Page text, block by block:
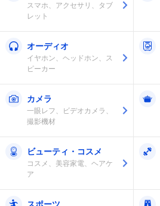
スマホ、アクセサリ、タブ
レット
オーディオ
イヤホン、ヘッドホン、ス
ピーカー
カメラ
一眼レフ、ビデオカメラ、
撮影機材
ビューティ・コスメ
コスメ、美容家電、ヘアケ
ア